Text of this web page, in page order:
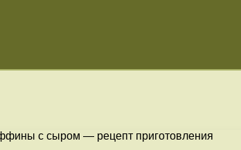
с сыром — рецепт приготовления